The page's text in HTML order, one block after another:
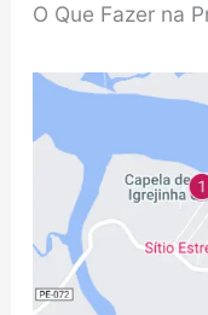
O Que Fazer na